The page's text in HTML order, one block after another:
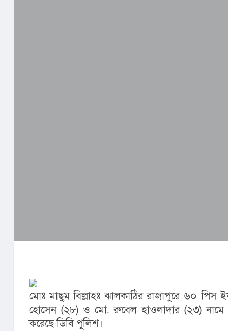
মোঃ মাছুম বিল্লাহঃ ঝালকাঠির রাজাপুরে ৬০ পিস
হোসেন (২৮) ও মো. রুবেল হাওলাদার (২৩)
করেছে ডিবি পুলিশ।